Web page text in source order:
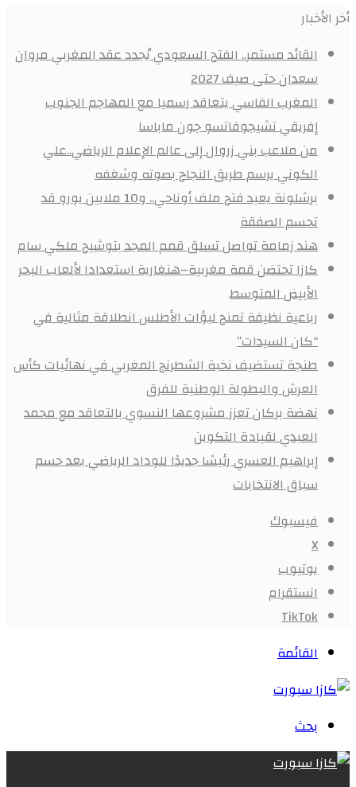
أخر الأخبار
القائد مستمر.. الفتح السعودي يُجدد عقد المغربي مروان
سعدان حتى صيف 2027
المغرب الفاسي يتعاقد رسميا مع المهاجم الجنوب
إفريقي تشيجوفاتسو جون ماباسا
من ملاعب بني زروال إلى عالم الإعلام الرياضي..علي
الكوني يرسم طريق النجاح بصوته وشغفه
برشلونة يعيد فتح ملف أوناحي.. و10 ملايين يورو قد
تحسم الصفقة
هند زمامة تواصل تسلق قمم المجد بتوشيح ملكي سام
كازا تحتضن قمة مغربية–هنغارية استعدادا لألعاب البحر
الأبيض المتوسط
رباعية نظيفة تمنح لبؤات الأطلس انطلاقة مثالية في
“كان السيدات”
طنجة تستضيف نخبة الشطرنج المغربي في نهائيات كأس
العرش والبطولة الوطنية للفرق
نهضة بركان تعزز مشروعها النسوي بالتعاقد مع محمد
العبدي لقيادة التكوين
إبراهيم العسري رئيسًا جديدًا للوداد الرياضي بعد حسم
سباق الانتخابات
فيسبوك
X
يوتيوب
انستقرام
‫TikTok
القائمة
بحث